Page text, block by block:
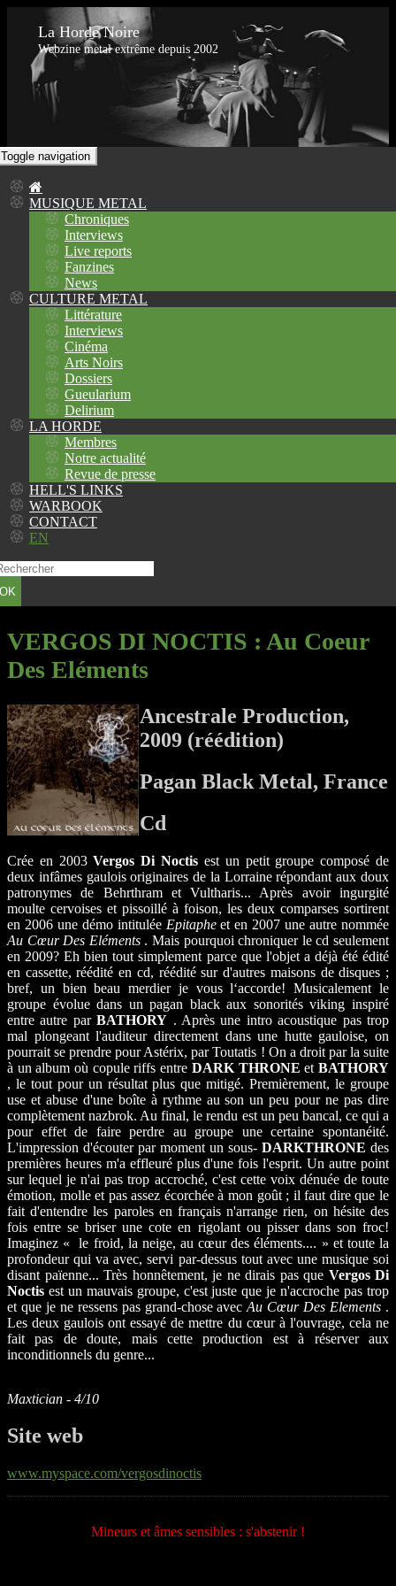
La Horde Noire
Webzine metal extrême depuis 2002
Toggle navigation
MUSIQUE METAL
Chroniques
Interviews
Live reports
Fanzines
News
CULTURE METAL
Littérature
Interviews
Cinéma
Arts Noirs
Dossiers
Gueularium
Delirium
LA HORDE
Membres
Notre actualité
Revue de presse
HELL'S LINKS
WARBOOK
CONTACT
EN
OK
VERGOS DI NOCTIS : Au Coeur
Des Eléments
Ancestrale Production,
2009 (réédition)
Pagan Black Metal, France
Cd
Crée en 2003Vergos Di Noctis est un petit groupe composé de
deux infâmes gaulois originaires de la Lorraine répondant aux doux
patronymes de Behrthram et Vultharis... Après avoir ingurgité
moulte cervoises et pissoillé à foison, les deux comparses sortirent
en 2006 une démo intitulée Epitapheet en 2007 une autre nommée
Au Cœur Des Eléments. Mais pourquoi chroniquer le cd seulement
en 2009? Eh bien tout simplement parce que l'objet a déjà été édité
en cassette, réédité en cd, réédité sur d'autres maisons de disques ;
bref, un bien beau merdier je vous l‘accorde! Musicalement le
groupe évolue dans un pagan black aux sonorités viking inspiré
entre autre parBATHORY . Après une intro acoustique pas trop
mal plongeant l'auditeur directement dans une hutte gauloise, on
pourrait se prendre pour Astérix, par Toutatis ! On a droit par la suite
à un album où copule riffs entre DARK THRONE etBATHORY
, le tout pour un résultat plus que mitigé. Premièrement, le groupe
use et abuse d'une boîte à rythme au son un peu pour ne pas dire
complètement nazbrok. Au final, le rendu est un peu bancal, ce qui a
pour effet de faire perdre au groupe une certaine spontanéité.
L'impression d'écouter par moment un sous- DARKTHRONE des
premières heures m'a effleuré plus d'une fois l'esprit. Un autre point
sur lequel je n'ai pas trop accroché, c'est cette voix dénuée de toute
émotion, molle et pas assez écorchée à mon goût ; il faut dire que le
fait d'entendre les paroles en français n'arrange rien, on hésite des
fois entre se briser une cote en rigolant ou pisser dans son froc!
Imaginez « le froid, la neige, au cœur des éléments.... » et toute la
profondeur qui va avec, servi par-dessus tout avec une musique soi
disant païenne... Très honnêtement, je ne dirais pas que Vergos Di
Noctis est un mauvais groupe, c'est juste que je n'accroche pas trop
et que je ne ressens pas grand-chose avecAu Cœur Des Elements .
Les deux gaulois ont essayé de mettre du cœur à l'ouvrage, cela ne
fait pas de doute, mais cette production est à réserver aux
inconditionnels du genre...
Maxtician - 4/10
Site web
www.myspace.com/vergosdinoctis
Mineurs et âmes sensibles : s'abstenir !